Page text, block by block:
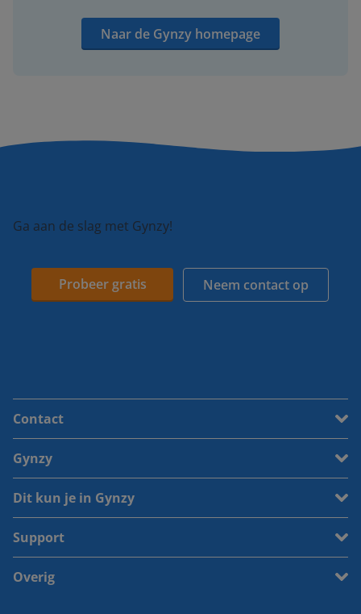
Naar de Gynzy homepage
Ga aan de slag met Gynzy!
Probeer gratis Neem contact op
Contact
Gynzy
Dit kun je in Gynzy
Support
Overig